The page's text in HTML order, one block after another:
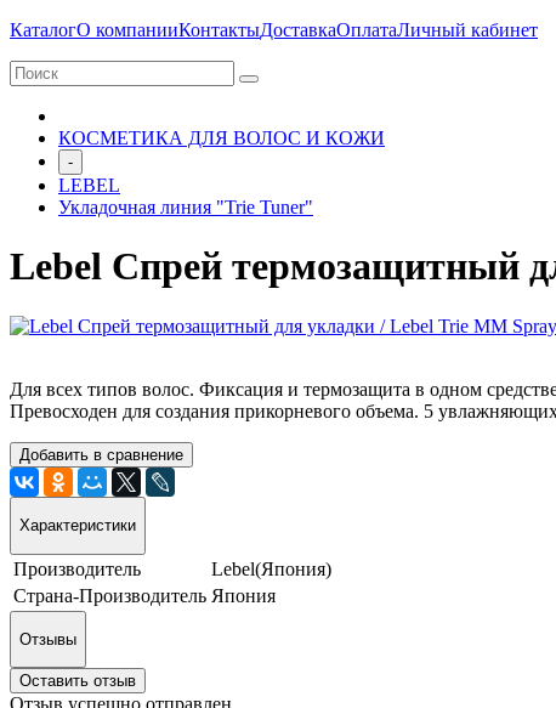
КаталогО компанииКонтактыДоставкаОплатаЛичный кабинет
КОСМЕТИКА ДЛЯ ВОЛОС И КОЖИ
-
LEBEL
Укладочная линия "Trie Tuner"
Lebel Спрей термозащитный
Для всех типов волос. Фиксация и термозащита в одном
Превосходен для создания прикорневого объема. 5
Добавить в сравнение
Характеристики
Производитель
Lebel(Япония)
Страна-Производитель Япония
Отзывы
Оставить отзыв